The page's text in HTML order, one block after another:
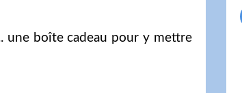
une boîte cadeau pour y mettre